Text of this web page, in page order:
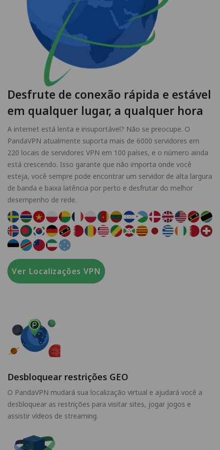
Desfrute de conexão rápida e estável
em qualquer lugar, a qualquer hora
A internet está lenta e insuportável? Não se preocupe. O
PandaVPN atualmente suporta mais de 6000 servidores em
220 locais de servidores VPN em 100 países, e o número ainda
está crescendo. Isso garante que não importa onde você
esteja, você sempre pode encontrar um servidor de alta largura
de banda e baixa latência por perto e desfrutar do melhor
desempenho de rede.
Ver Localizações VPN
Desbloquear restrições GEO
O PandaVPN mudará sua localização virtual e ajudará você a
desbloquear as restrições para visitar sites, jogar jogos e
assistir vídeos de streaming.